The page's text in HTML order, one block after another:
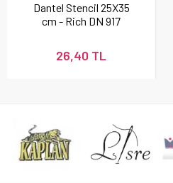
Dantel Stencil 25X35
cm - Rich DN 917
26,40 TL